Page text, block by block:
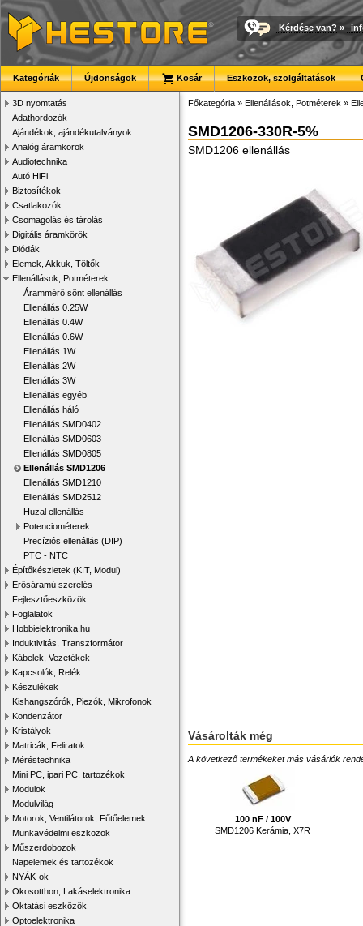
Kérdése van? »
Kategóriák Újdonságok Kosár Eszközök, szolgáltatások
3D nyomtatás
Adathordozók
Ajándékok, ajándékutalványok
Analóg áramkörök
Audiotechnika
Autó HiFi
Biztosítékok
Csatlakozók
Csomagolás és tárolás
Digitális áramkörök
Diódák
Elemek, Akkuk, Töltők
Ellenállások, Potméterek
Árammérő sönt ellenállás
Ellenállás 0.25W
Ellenállás 0.4W
Ellenállás 0.6W
Ellenállás 1W
Ellenállás 2W
Ellenállás 3W
Ellenállás egyéb
Ellenállás háló
Ellenállás SMD0402
Ellenállás SMD0603
Ellenállás SMD0805
Ellenállás SMD1206
Ellenállás SMD1210
Ellenállás SMD2512
Huzal ellenállás
Potenciométerek
Precíziós ellenállás (DIP)
PTC - NTC
Építőkészletek (KIT, Modul)
Erősáramú szerelés
Fejlesztőeszközök
Foglalatok
Hobbielektronika.hu
Induktivitás, Transzformátor
Kábelek, Vezetékek
Kapcsolók, Relék
Készülékek
Kishangszórók, Piezók, Mikrofonok
Kondenzátor
Kristályok
Matricák, Feliratok
Méréstechnika
Mini PC, ipari PC, tartozékok
Modulok
Modulvilág
Motorok, Ventilátorok, Fűtőelemek
Munkavédelmi eszközök
Műszerdobozok
Napelemek és tartozékok
NYÁK-ok
Okosotthon, Lakáselektronika
Oktatási eszközök
Optoelektronika
Főkategória » Ellenállások, Potméterek »
SMD1206-330R-5%
SMD1206 ellenállás
Vásárolták még
A következő termékeket más vásárlók
100 nF / 100V
SMD1206 Kerámia, X7R